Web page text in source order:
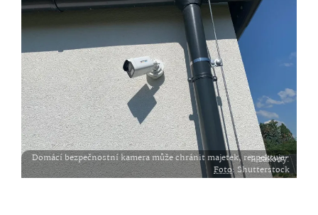
Domácí bezpečnostní kamera může chránit majetek, respektuje-li zákony.
Foto: Shutterstock